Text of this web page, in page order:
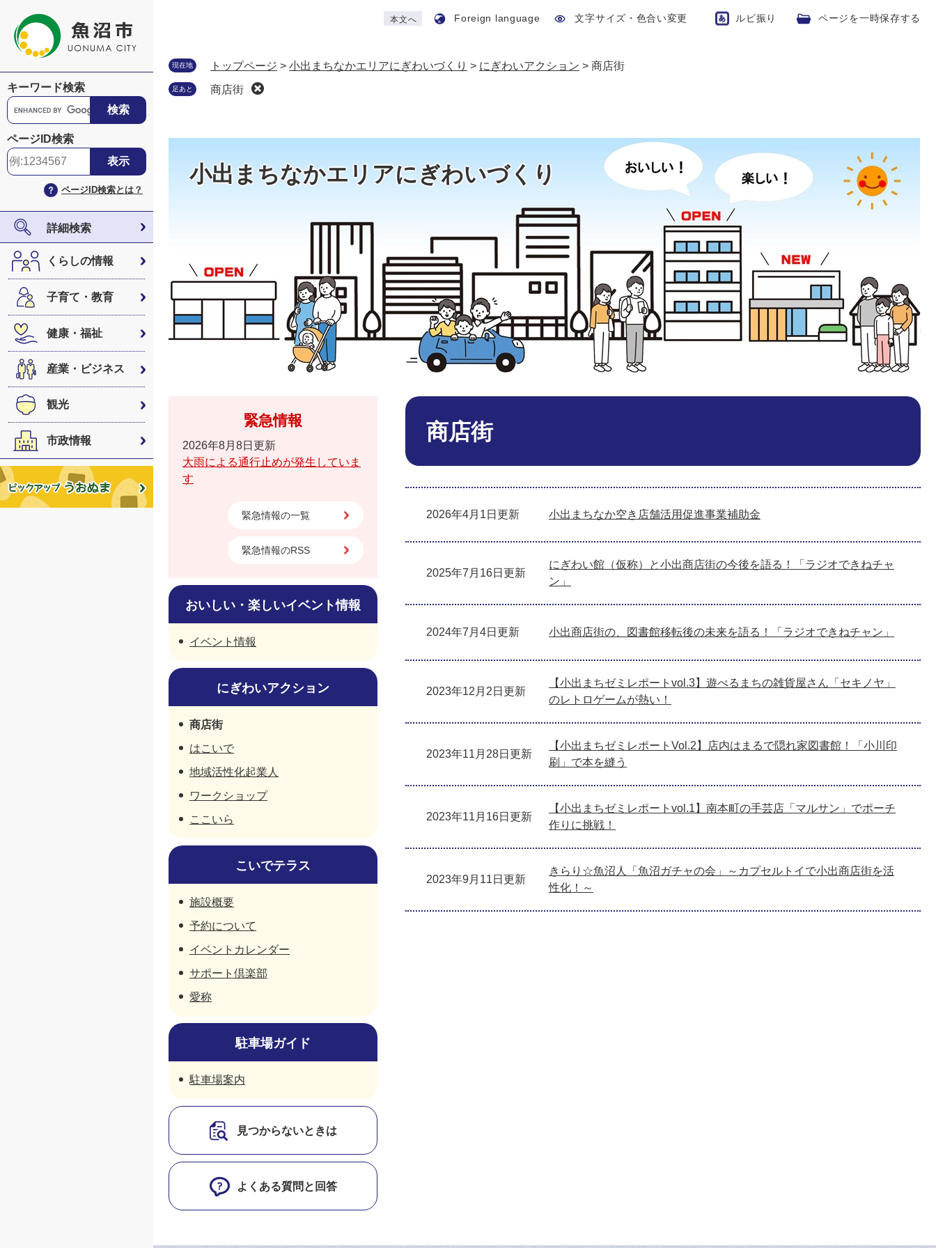
本文へ Foreign language 文字サイズ・色合い変更 ルビ振り ページを一時保存する
キーワード検索
G
o
o
g
ス
タ
ム
検
索
ページID検索
ページID検索とは？
詳細検索
くらしの情報
子育て・教育
健康・福祉
産業・ビジネス
観光
市政情報
現在地 トップページ > 小出まちなかエリアにぎわいづくり > にぎわいアクション > 商店街
足あと 商店街
小出まちなかエリアにぎわいづくり
本
商店街
2026年4月1日更新 小出まちなか空き店舗活用促進事業補助金
2025年7月16日更新
にぎわい館（仮称）と小出商店街の今後を語る！「ラジオできねチャ
ン」
2024年7月4日更新 小出商店街の、図書館移転後の未来を語る！「ラジオできねチャン」
2023年12月2日更新
【小出まちゼミレポートvol.3】遊べるまちの雑貨屋さん「セキノヤ」
のレトロゲームが熱い！
2023年11月28日更新
【小出まちゼミレポートVol.2】店内はまるで隠れ家図書館！「小川印
刷」で本を縫う
2023年11月16日更新
【小出まちゼミレポートvol.1】南本町の手芸店「マルサン」でポーチ
作りに挑戦！
2023年9月11日更新
きらり☆魚沼人「魚沼ガチャの会」～カプセルトイで小出商店街を活
性化！～
緊急情報
2026年8月8日更新
大雨による通行止めが発生していま
す
緊急情報の一覧
緊急情報のRSS
おいしい・楽しいイベント情報
イベント情報
にぎわいアクション
商店街
はこいで
地域活性化起業人
ワークショップ
ここいら
こいでテラス
施設概要
予約について
イベントカレンダー
サポート倶楽部
愛称
駐車場ガイド
駐車場案内
見つからないときは
よくある質問と回答